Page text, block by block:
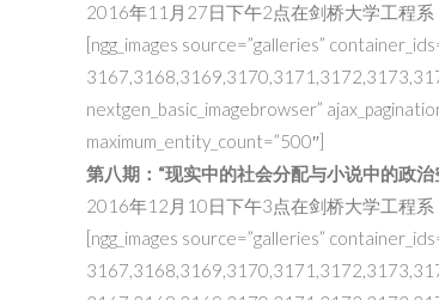
2016年11月27日下午2点在剑桥大学工程系
[ngg_images source=”galleries”
nextgen_basic_imagebrowser”
maximum_entity_count=”500″]
第八期：“现实中的社会分配与小说中的政治
2016年12月10日下午3点在剑桥大学工程系
[ngg_images source=”galleries”